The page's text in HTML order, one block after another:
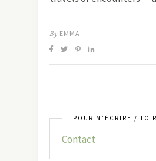
By EMMA
POUR M’ÉCRIRE / TO
Contact